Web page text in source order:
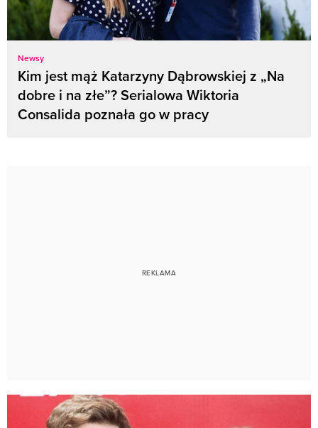
Newsy
Kim jest mąż Katarzyny Dąbrowskiej z „Na
dobre i na złe”? Serialowa Wiktoria
Consalida poznała go w pracy